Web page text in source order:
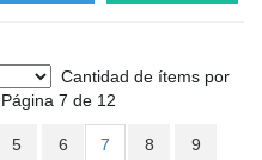
Cantidad de ítems por
Página 7 de 12
5 6 7 8 9